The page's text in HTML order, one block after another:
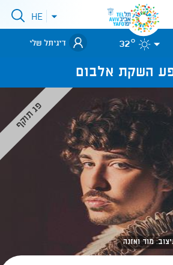
לאתר עיריית
תל-אביב
פתיחתHE
32° דיגיתל שלי
השקת אלבום
מור ואזנה
פג תוקף